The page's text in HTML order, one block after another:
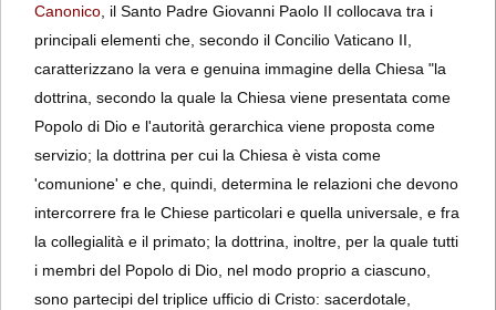
Canonico, il Santo Padre Giovanni Paolo II collocava tra i
principali elementi che, secondo il Concilio Vaticano II,
caratterizzano la vera e genuina immagine della Chiesa "la
dottrina, secondo la quale la Chiesa viene presentata come
Popolo di Dio e l'autorità gerarchica viene proposta come
servizio; la dottrina per cui la Chiesa è vista come
'comunione' e che, quindi, determina le relazioni che devono
intercorrere fra le Chiese particolari e quella universale, e fra
la collegialità e il primato; la dottrina, inoltre, per la quale tutti
i membri del Popolo di Dio, nel modo proprio a ciascuno,
sono partecipi del triplice ufficio di Cristo: sacerdotale,